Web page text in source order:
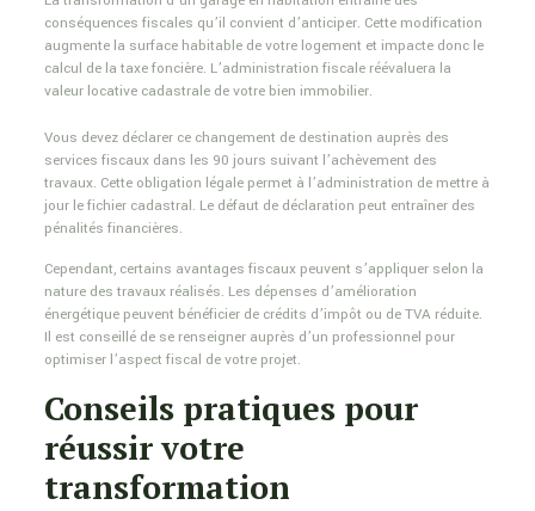
conséquences fiscales qu’il convient d’anticiper. Cette modification
augmente la surface habitable de votre logement et impacte donc le
calcul de la taxe foncière. L’administration fiscale réévaluera la
valeur locative cadastrale de votre bien immobilier.
Vous devez déclarer ce changement de destination auprès des
services fiscaux dans les 90 jours suivant l’achèvement des
travaux. Cette obligation légale permet à l’administration de mettre à
jour le fichier cadastral. Le défaut de déclaration peut entraîner des
pénalités financières.
Cependant, certains avantages fiscaux peuvent s’appliquer selon la
nature des travaux réalisés. Les dépenses d’amélioration
énergétique peuvent bénéficier de crédits d’impôt ou de TVA réduite.
Il est conseillé de se renseigner auprès d’un professionnel pour
optimiser l’aspect fiscal de votre projet.
Conseils pratiques pour
réussir votre
transformation